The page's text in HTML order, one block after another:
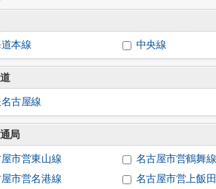
本線 中央線
古屋線
局
市営東山線 名古屋市営鶴舞線
市営名港線
名古屋市営上飯